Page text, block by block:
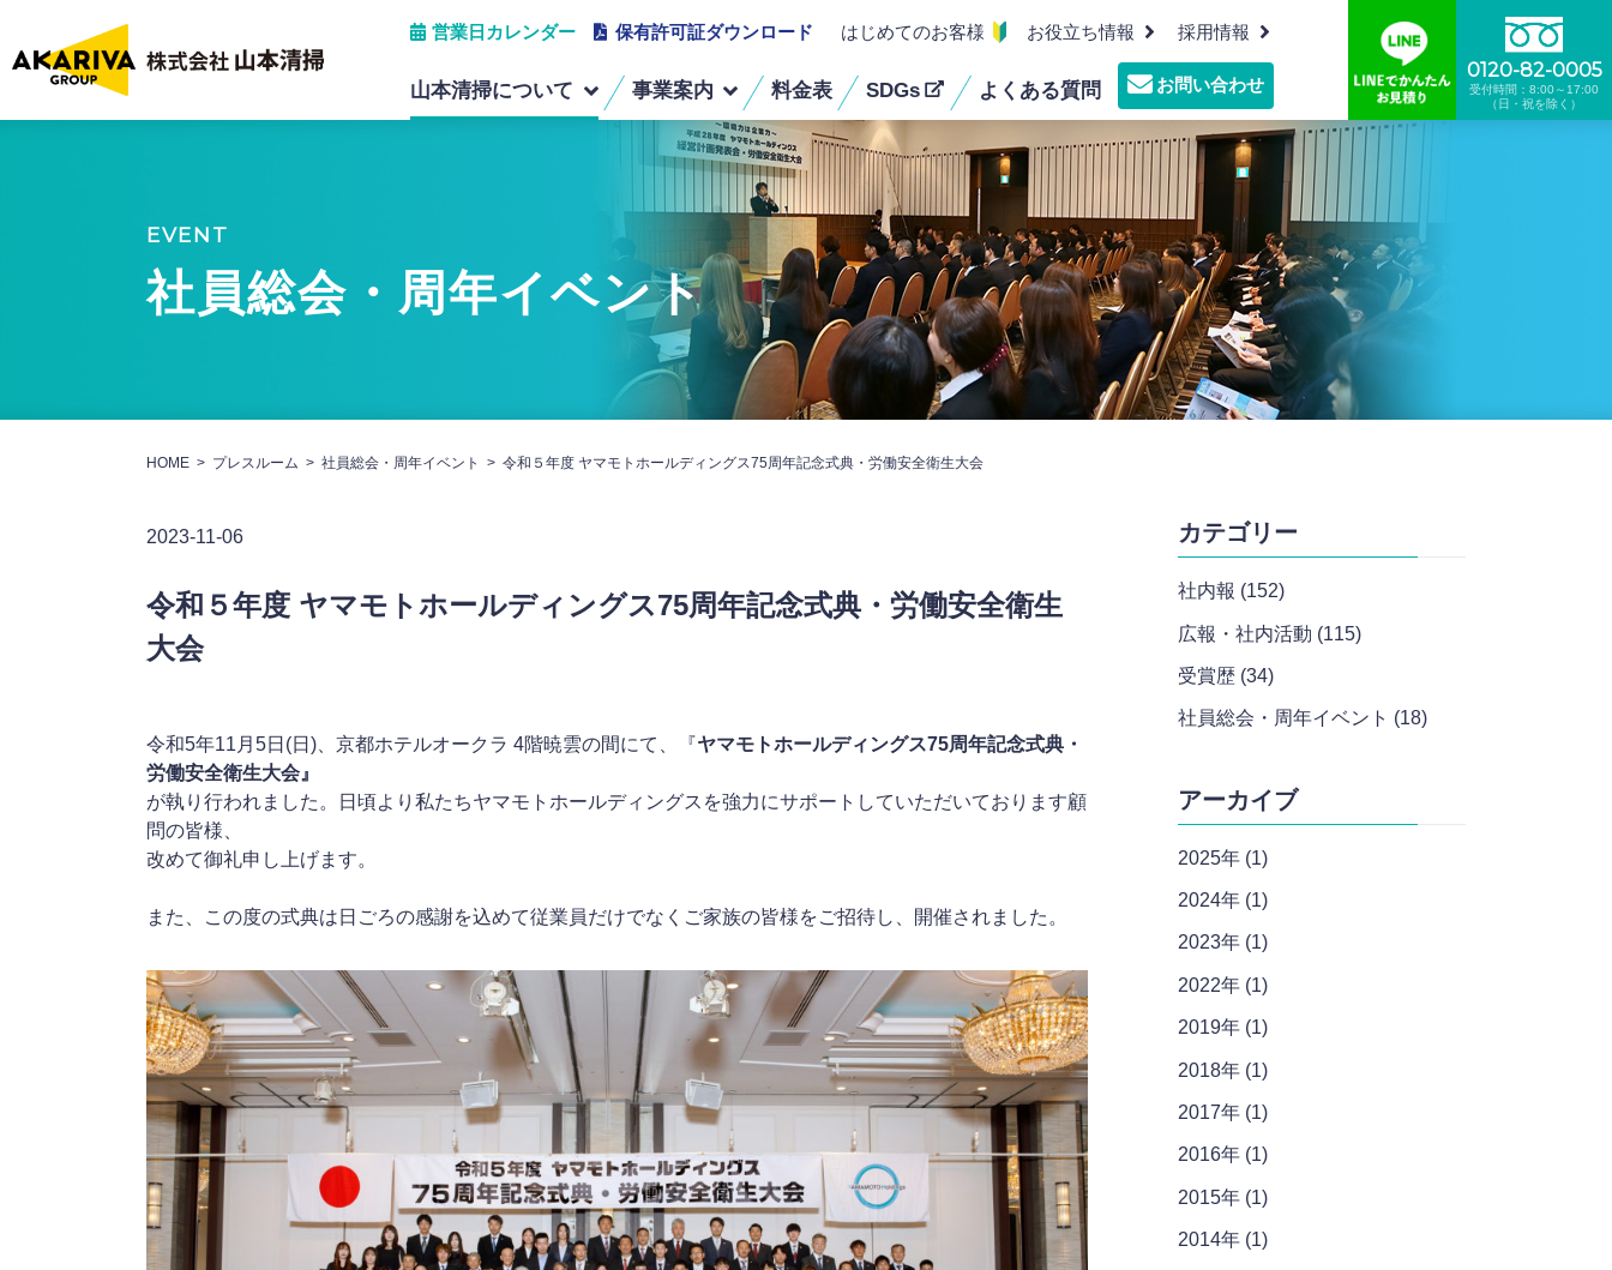
営業日カレンダー 保有許可証ダウンロード はじめてのお客様 お役立ち情報 採用情報
山本清掃について
組織図 沿革
保有車両・機器 受賞歴 プレスルーム
事業案内
事業ごみ定期回収・
医療系廃棄物回収 機密文書裁断リサイクル
古着リサイクル・
ウエス販売
建物除菌清掃業務 墓地・霊園の清掃管理
不用品・粗大ごみ回収 蛍光灯・畳・リサイクル 食品リサイクル
料金表 SDGs よくある質問 お問い合わせ
0120-82-0005
受付時間：8:00～17:00
（日・祝を除く）
EVENT
社員総会・周年イベント
HOME プレスルーム 社員総会・周年イベント 令和５年度 ヤマモトホールディングス75周年記念式典・労働安全衛生大会
2023-11-06
令和５年度 ヤマモトホールディングス75周年記念式典・労働安全衛生
大会
令和5年11月5日(日)、京都ホテルオークラ 4階暁雲の間にて、『ヤマモトホールディングス75周年記念式典・
労働安全衛生大会』
が執り行われました。日頃より私たちヤマモトホールディングスを強力にサポートしていただいております顧
問の皆様、
改めて御礼申し上げます。
また、この度の式典は日ごろの感謝を込めて従業員だけでなくご家族の皆様をご招待し、開催されました。
カテゴリー
社内報 (152)
広報・社内活動 (115)
受賞歴 (34)
社員総会・周年イベント (18)
アーカイブ
2025年 (1)
2024年 (1)
2023年 (1)
2022年 (1)
2019年 (1)
2018年 (1)
2017年 (1)
2016年 (1)
2015年 (1)
2014年 (1)